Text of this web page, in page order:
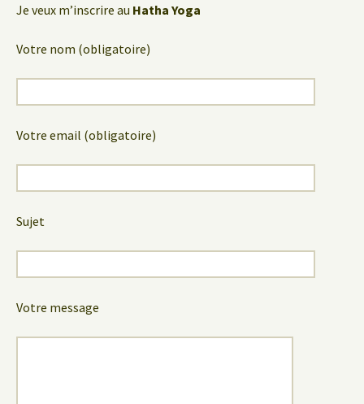
Je veux m’inscrire au Hatha Yoga
Votre nom (obligatoire)
Votre email (obligatoire)
Sujet
Votre message